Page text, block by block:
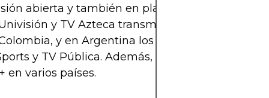
abierta y también en plataformas digitales.
y TV Azteca transmitirán en México,
y en Argentina los derechos estarán
y TV Pública. Además, habrá señal vía
en varios países.